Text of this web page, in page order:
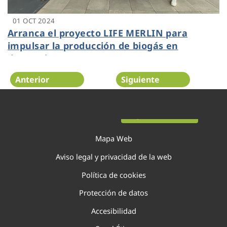
01 OCT 2024
Arranca el proyecto LIFE MERLIN para
impulsar la producción de biogás en
depuradoras
Anterior Siguiente
Mapa Web
Aviso legal y privacidad de la web
Política de cookies
Protección de datos
Accesibilidad